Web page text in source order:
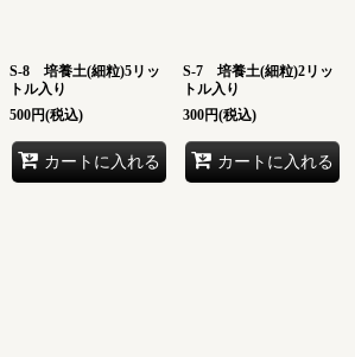
S-8 培養土(細粒)5リッ
トル入り
500円(税込)
カートに入れる
S-7 培養土(細粒)2リッ
トル入り
300円(税込)
カートに入れる